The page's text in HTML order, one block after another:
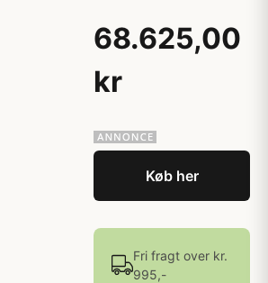
68.625,00
kr
Køb her
Fri fragt over kr.
995,-